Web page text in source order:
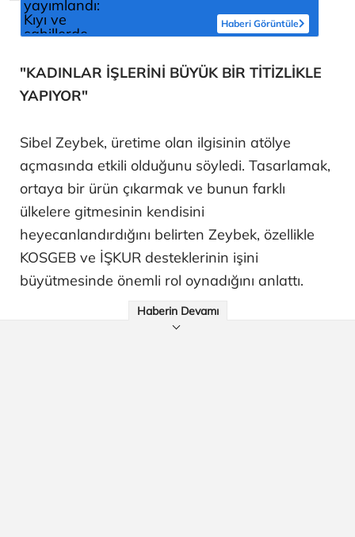
Haberi Görüntüle
"KADINLAR İŞLERİNİ BÜYÜK BİR TİTİZLİKLE
YAPIYOR"
Sibel Zeybek, üretime olan ilgisinin atölye
açmasında etkili olduğunu söyledi. Tasarlamak,
ortaya bir ürün çıkarmak ve bunun farklı
ülkelere gitmesinin kendisini
heyecanlandırdığını belirten Zeybek, özellikle
KOSGEB ve İŞKUR desteklerinin işini
büyütmesinde önemli rol oynadığını anlattı.
Haberin Devamı